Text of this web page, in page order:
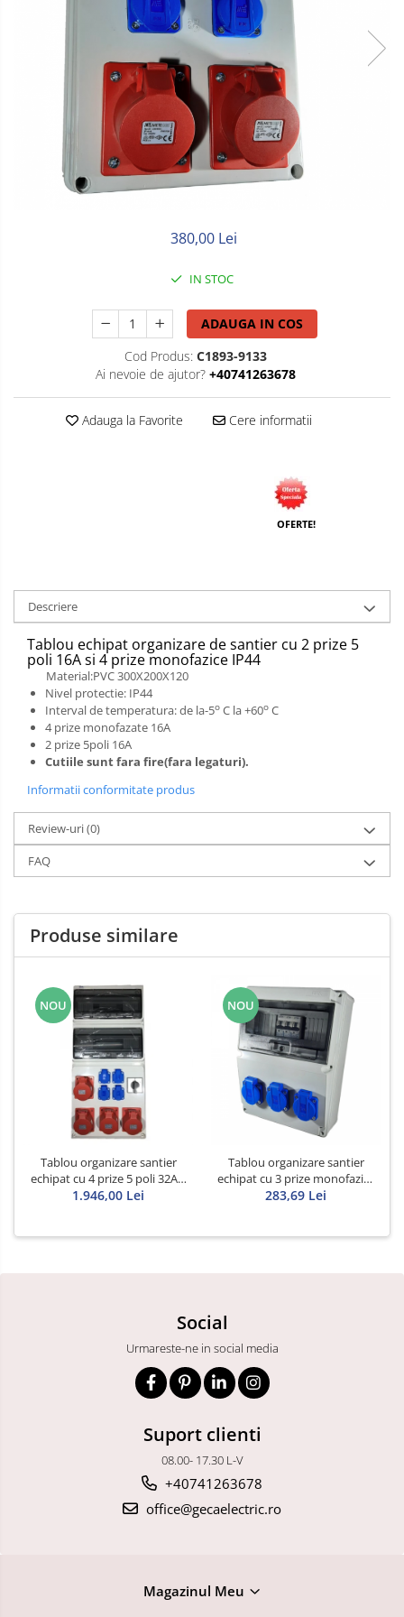
380,00 Lei
IN STOC
ADAUGA IN COS
Cod Produs: C1893-9133
Ai nevoie de ajutor? +40741263678
Adauga la Favorite Cere informatii
OFERTE!
Descriere
Tablou echipat organizare de santier cu 2 prize 5
poli 16A si 4 prize monofazice IP44
Material:PVC 300X200X120
Nivel protectie: IP44
Interval de temperatura: de la-5o C la +60o C
4 prize monofazate 16A
2 prize 5poli 16A
Cutiile sunt fara fire(fara legaturi).
Informatii conformitate produs
Review-uri(0)
FAQ
Produse similare
NOU
Tablou organizare santier
echipat cu 4 prize 5 poli 32A 4
prize schuko si intrerupator
1.946,00 Lei
NOU
Tablou organizare santier
echipat cu 3 prize monofazice
schuko 16A
283,69 Lei
Social
Urmareste-ne in social media
Suport clienti
08.00- 17.30 L-V
+40741263678
office@gecaelectric.ro
Magazinul Meu